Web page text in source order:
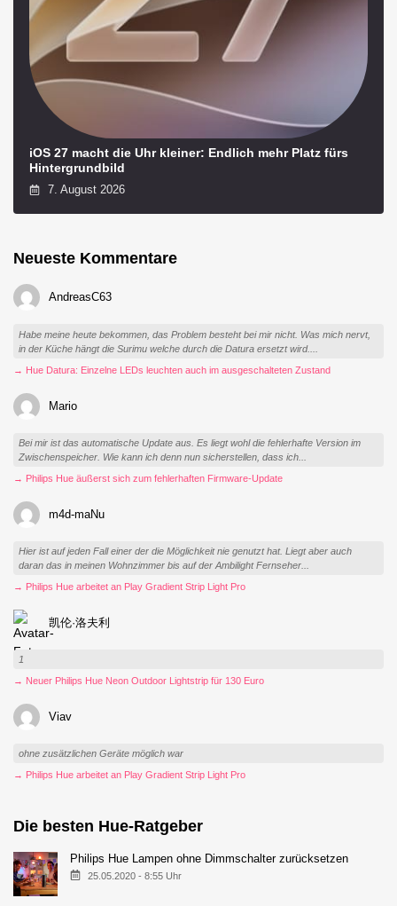
iOS 27 macht die Uhr kleiner: Endlich mehr Platz fürs
Hintergrundbild
7. August 2026
Neueste Kommentare
AndreasC63
Habe meine heute bekommen, das Problem besteht bei mir nicht. Was mich nervt,
in der Küche hängt die Surimu welche durch die Datura ersetzt wird....
→ Hue Datura: Einzelne LEDs leuchten auch im ausgeschalteten Zustand
Mario
Bei mir ist das automatische Update aus. Es liegt wohl die fehlerhafte Version im
Zwischenspeicher. Wie kann ich denn nun sicherstellen, dass ich...
→ Philips Hue äußerst sich zum fehlerhaften Firmware-Update
m4d-maNu
Hier ist auf jeden Fall einer der die Möglichkeit nie genutzt hat. Liegt aber auch
daran das in meinen Wohnzimmer bis auf der Ambilight Fernseher...
→ Philips Hue arbeitet an Play Gradient Strip Light Pro
凯伦·洛夫利
1
→ Neuer Philips Hue Neon Outdoor Lightstrip für 130 Euro
Viav
ohne zusätzlichen Geräte möglich war
→ Philips Hue arbeitet an Play Gradient Strip Light Pro
Die besten Hue-Ratgeber
Philips Hue Lampen ohne Dimmschalter zurücksetzen
25.05.2020 - 8:55 Uhr